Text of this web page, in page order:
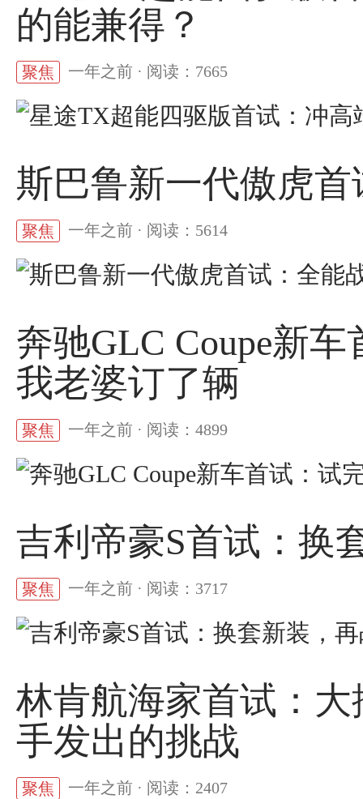
的能兼得？
聚焦 一年之前 · 阅读：7665
斯巴鲁新一代傲虎
聚焦 一年之前 · 阅读：5614
奔驰GLC Coupe新
我老婆订了辆
聚焦 一年之前 · 阅读：4899
吉利帝豪S首试：换
聚焦 一年之前 · 阅读：3717
林肯航海家首试：
手发出的挑战
聚焦 一年之前 · 阅读：2407